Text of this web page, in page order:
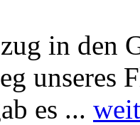
in den
unseres
es ...